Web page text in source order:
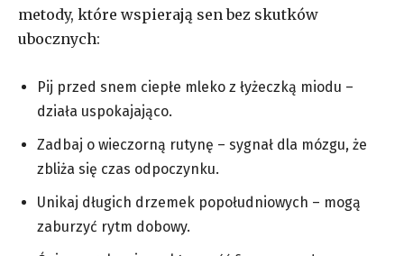
metody, które wspierają sen bez skutków
ubocznych:
Pij przed snem ciepłe mleko z łyżeczką miodu –
działa uspokajająco.
Zadbaj o wieczorną rutynę – sygnał dla mózgu, że
zbliża się czas odpoczynku.
Unikaj długich drzemek popołudniowych – mogą
zaburzyć rytm dobowy.